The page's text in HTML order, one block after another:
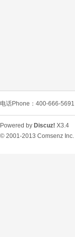
电话Phone：400-666-5691
Powered by Discuz! X3.4
© 2001-2013 Comsenz Inc.